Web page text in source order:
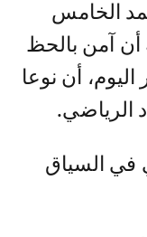
الخامس
أن آمن بالحظ
أن نوعا
الرياضي.
في السياق